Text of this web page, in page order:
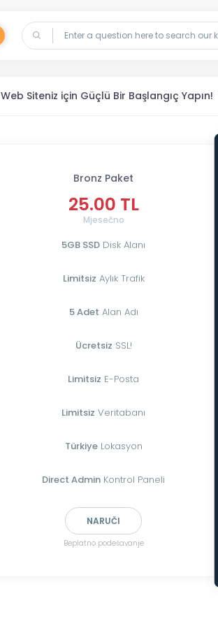
Web Siteniz için Güçlü Bir Başlangıç Yapın!
Bronz Paket
25.00 TL
Mjesečno
5GB SSD Disk Alanı
Limitsiz Aylık Trafik
5 Adet Alan Adı
Ücretsiz SSL!
Limitsiz E-Posta
Limitsiz Veritabanı
TürkiyeLokasyon
Direct Admin Kontrol Paneli
NARUČI
Beplatno podešavanje